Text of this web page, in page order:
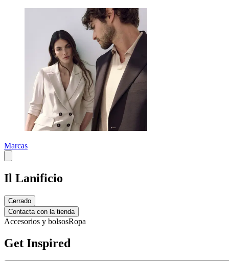
Marcas
Il Lanificio
Cerrado
Contacta con la tienda
Accesorios y bolsosRopa
Get Inspired